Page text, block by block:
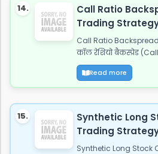
14.
Call Ratio
Trading
Call Ratio
कॉल रेशियो बैकस्प्रेड
Read more
15.
Synthetic Long
Trading
Synthetic Long Stock